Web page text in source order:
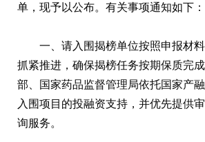
单，现予以公布。有关事项通知如下：
一、请入围揭榜单位按照申报材
抓紧推进，确保揭榜任务按期保质完
部、国家药品监督管理局依托国家产
入围项目的投融资支持，并优先提供
询服务。